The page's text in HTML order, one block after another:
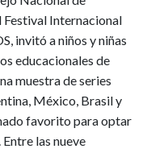
Festival Internacional
invitó a niños y niñas
educacionales de
muestra de series
México, Brasil y
favorito para optar
Entre las nueve